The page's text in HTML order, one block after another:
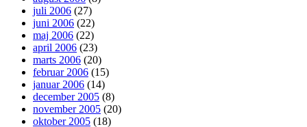
juli 2006 (27)
juni 2006 (22)
maj 2006 (22)
april 2006 (23)
marts 2006 (20)
februar 2006 (15)
januar 2006 (14)
december 2005 (8)
november 2005 (20)
oktober 2005 (18)